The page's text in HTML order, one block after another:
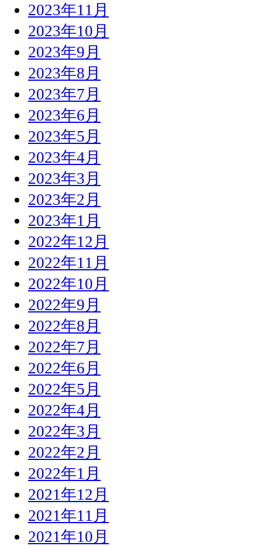
2023年11月
2023年10月
2023年9月
2023年8月
2023年7月
2023年6月
2023年5月
2023年4月
2023年3月
2023年2月
2023年1月
2022年12月
2022年11月
2022年10月
2022年9月
2022年8月
2022年7月
2022年6月
2022年5月
2022年4月
2022年3月
2022年2月
2022年1月
2021年12月
2021年11月
2021年10月